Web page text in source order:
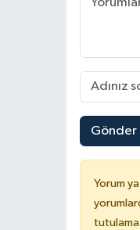
Gönder
Yorum